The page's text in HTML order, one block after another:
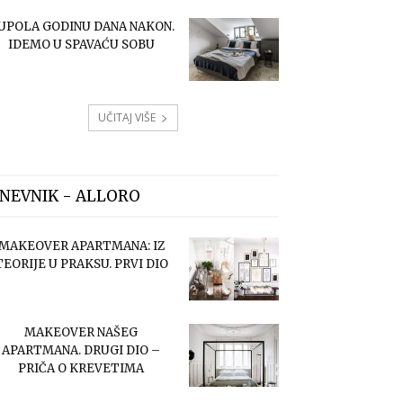
GODINU DANA NAKON.
IDEMO U SPAVAĆU SOBU
UČITAJ VIŠE
- ALLORO
APARTMANA: IZ
U PRAKSU. PRVI DIO
MAKEOVER NAŠEG
APARTMANA. DRUGI DIO –
PRIČA O KREVETIMA